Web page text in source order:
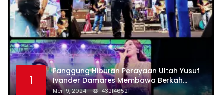
1
Panggung Hiburan Perayaan Ultah Yusuf
Ivander Damares Membawa Berkah
Warga Kejapanan
Mei 19, 2024 432146521